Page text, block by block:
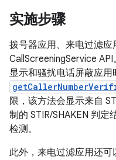
实施步骤
拨号器应用、来电过滤
CallScreeningService
显示和骚扰电话屏蔽应
限，该方法会显示来自
制的 STIR/SHAKEN 判
检测。
此外，来电过滤应用还可